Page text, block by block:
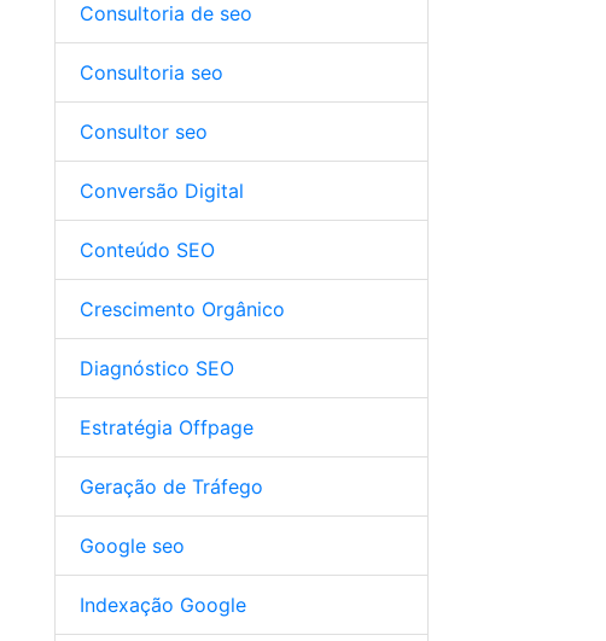
Consultoria de seo
Consultoria seo
Consultor seo
Conversão Digital
Conteúdo SEO
Crescimento Orgânico
Diagnóstico SEO
Estratégia Offpage
Geração de Tráfego
Google seo
Indexação Google